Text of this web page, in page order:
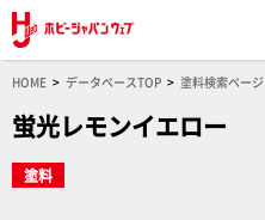
HOME データベースTOP 塗料検索ページ
蛍光レモンイエロー
塗料